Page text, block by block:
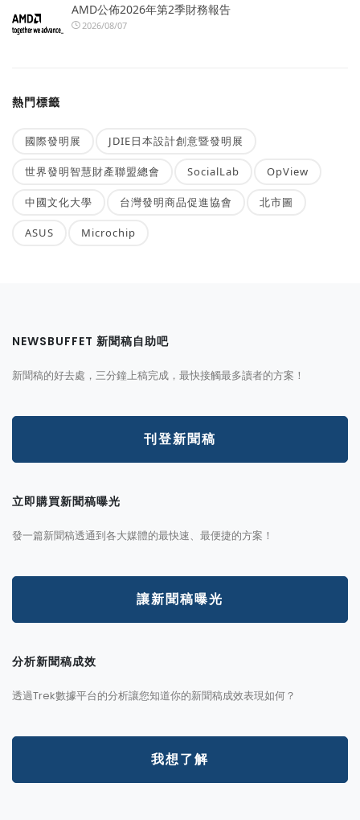
AMD公佈2026年第2季財務報告
2026/08/07
熱門標籤
國際發明展 JDIE日本設計創意暨發明展
世界發明智慧財產聯盟總會 SocialLab OpView
中國文化大學 台灣發明商品促進協會 北市圖
ASUS Microchip
NEWSBUFFET 新聞稿自助吧
新聞稿的好去處，三分鐘上稿完成，最快接觸最多讀者的方案！
刊登新聞稿
立即購買新聞稿曝光
發一篇新聞稿透通到各大媒體的最快速、最便捷的方案！
讓新聞稿曝光
分析新聞稿成效
透過Trek數據平台的分析讓您知道你的新聞稿成效表現如何？
我想了解